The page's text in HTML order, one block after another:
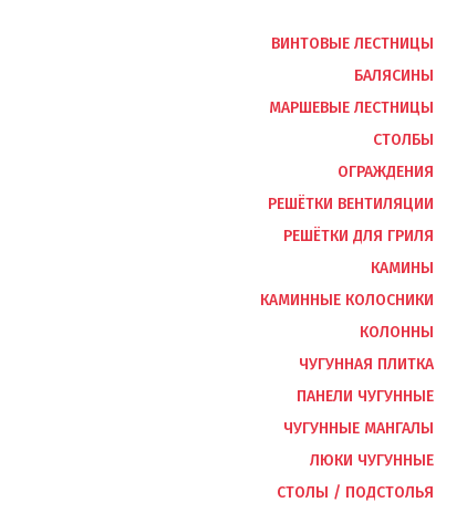
ВИНТОВЫЕ ЛЕСТНИЦЫ
БАЛЯСИНЫ
МАРШЕВЫЕ ЛЕСТНИЦЫ
СТОЛБЫ
ОГРАЖДЕНИЯ
РЕШЁТКИ ВЕНТИЛЯЦИИ
РЕШЁТКИ ДЛЯ ГРИЛЯ
КАМИНЫ
КАМИННЫЕ КОЛОСНИКИ
КОЛОННЫ
ЧУГУННАЯ ПЛИТКА
ПАНЕЛИ ЧУГУННЫЕ
ЧУГУННЫЕ МАНГАЛЫ
ЛЮКИ ЧУГУННЫЕ
СТОЛЫ / ПОДСТОЛЬЯ